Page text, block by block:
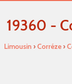
19360 -
Limousin ›Corréze›